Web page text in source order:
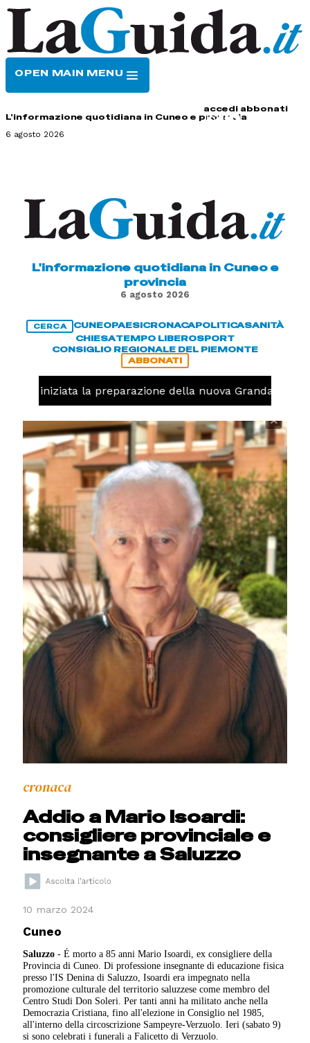
OPEN MAIN MENU
accedi abbonati
L'informazione quotidiana in Cuneo e provincia
6 agosto 2026
L'informazione quotidiana in Cuneo e
provincia
6 agosto 2026
CERCA CUNEOPAESICRONACAPOLITICASANITÀ
CHIESATEMPO LIBEROSPORT
CONSIGLIO REGIONALE DEL PIEMONTE
ABBONATI
iniziata la preparazione della nuova Granda Volley
cronaca
Addio a Mario Isoardi:
consigliere provinciale e
insegnante a Saluzzo
10 marzo 2024
Cuneo
Saluzzo - É morto a 85 anni Mario Isoardi, ex consigliere della
Provincia di Cuneo. Di professione insegnante di educazione fisica
presso l'IS Denina di Saluzzo, Isoardi era impegnato nella
promozione culturale del territorio saluzzese come membro del
Centro Studi Don Soleri. Per tanti anni ha militato anche nella
Democrazia Cristiana, fino all'elezione in Consiglio nel 1985,
all'interno della circoscrizione Sampeyre-Verzuolo. Ieri (sabato 9)
si sono celebrati i funerali a Falicetto di Verzuolo.